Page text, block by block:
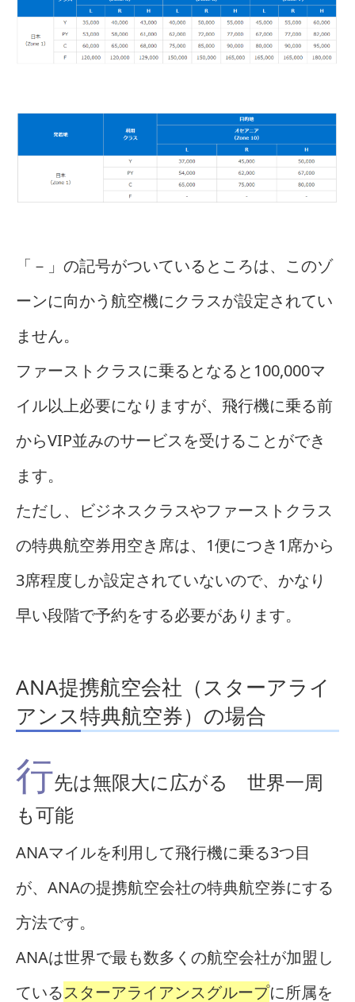
「－」の記号がついているところは、このゾ
ーンに向かう航空機にクラスが設定されてい
ません。
ファーストクラスに乗るとなると100,000マ
イル以上必要になりますが、飛行機に乗る前
からVIP並みのサービスを受けることができ
ます。
ただし、ビジネスクラスやファーストクラス
の特典航空券用空き席は、1便につき1席から
3席程度しか設定されていないので、かなり
早い段階で予約をする必要があります。
ANA提携航空会社（スターアライ
アンス特典航空券）の場合
行先は無限大に広がる 世界一周
も可能
ANAマイルを利用して飛行機に乗る3つ目
が、ANAの提携航空会社の特典航空券にする
方法です。
ANAは世界で最も数多くの航空会社が加盟し
ているスターアライアンスグループに所属を